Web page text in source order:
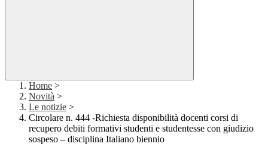
Home >
Novità >
Le notizie >
Circolare n. 444 -Richiesta disponibilità docenti corsi di
recupero debiti formativi studenti e studentesse con giudizio
sospeso – disciplina Italiano biennio